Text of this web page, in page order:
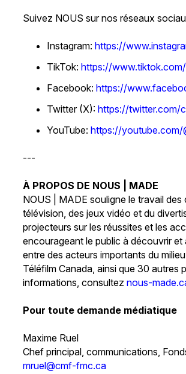
Suivez NOUS sur nos réseaux
Instagram:https://
TikTok:https://www.tiktok.com/
Facebook:https://
Twitter (X):https://twitter.com/
YouTube:https://youtube.com/
---
À PROPOS DE NOUS | MADE
NOUS | MADE souligne le travail
télévision, des jeux vidéo et du
projecteurs sur les réussites et les
encourageant le public à découvrir
entre des acteurs importants du
Téléfilm Canada, ainsi que 30 autres
informations, consulteznous-
Pour toute demande médiatique
Maxime Ruel
Chef principal, communications,
mruel@cmf-fmc.ca